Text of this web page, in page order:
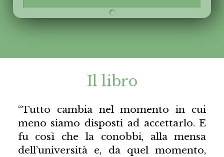
Il libro
“Tutto cambia nel momento in cui
meno siamo disposti ad accettarlo. E
fu così che la conobbi, alla mensa
dell’università e, da quel momento,